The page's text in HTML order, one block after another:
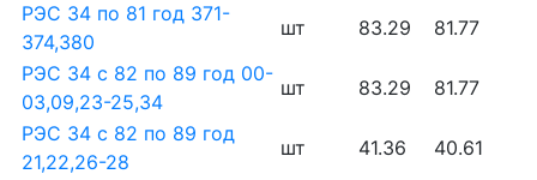
РЭС 34 по 81 год 371-
374,380
шт 83.29
81.77
РЭС 34 с 82 по 89 год 00-
03,09,23-25,34
шт 83.29
81.77
РЭС 34 с 82 по 89 год
21,22,26-28
шт 41.36
40.61